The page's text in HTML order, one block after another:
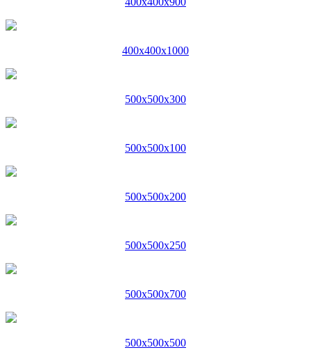
400x400x1000
500x500x300
500x500x100
500x500x200
500x500x250
500x500x700
500x500x500